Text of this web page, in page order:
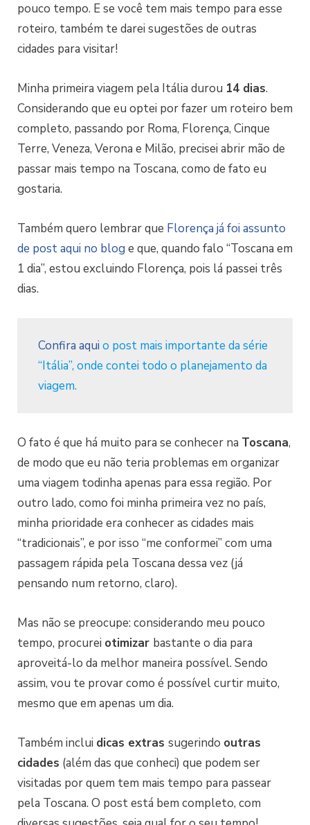
pouco tempo. E se você tem mais tempo para esse
roteiro, também te darei sugestões de outras
cidades para visitar!
Minha primeira viagem pela Itália durou 14 dias.
Considerando que eu optei por fazer um roteiro bem
completo, passando por Roma, Florença, Cinque
Terre, Veneza, Verona e Milão, precisei abrir mão de
passar mais tempo na Toscana, como de fato eu
gostaria.
Também quero lembrar que Florença já foi assunto
de post aqui no blog e que, quando falo “Toscana em
1 dia”, estou excluindo Florença, pois lá passei três
dias.
Confira aqui o post mais importante da série
“Itália”, onde contei todo o planejamento da
viagem.
O fato é que há muito para se conhecer na Toscana,
de modo que eu não teria problemas em organizar
uma viagem todinha apenas para essa região. Por
outro lado, como foi minha primeira vez no país,
minha prioridade era conhecer as cidades mais
“tradicionais”, e por isso “me conformei” com uma
passagem rápida pela Toscana dessa vez (já
pensando num retorno, claro).
Mas não se preocupe: considerando meu pouco
tempo, procurei otimizar bastante o dia para
aproveitá-lo da melhor maneira possível. Sendo
assim, vou te provar como é possível curtir muito,
mesmo que em apenas um dia.
Também inclui dicas extras sugerindo outras
cidades (além das que conheci) que podem ser
visitadas por quem tem mais tempo para passear
pela Toscana. O post está bem completo, com